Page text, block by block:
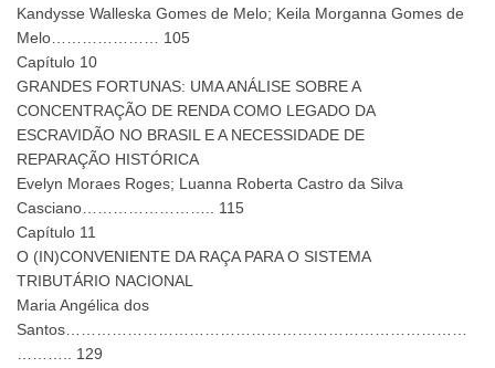
Kandysse Walleska Gomes de Melo; Keila Morganna Gomes de
Melo………………… 105
Capítulo 10
GRANDES FORTUNAS: UMA ANÁLISE SOBRE A
CONCENTRAÇÃO DE RENDA COMO LEGADO DA
ESCRAVIDÃO NO BRASIL E A NECESSIDADE DE
REPARAÇÃO HISTÓRICA
Evelyn Moraes Roges; Luanna Roberta Castro da Silva
Casciano…………………….. 115
Capítulo 11
O (IN)CONVENIENTE DA RAÇA PARA O SISTEMA
TRIBUTÁRIO NACIONAL
Maria Angélica dos
Santos……………………………………………………………………
……….. 129